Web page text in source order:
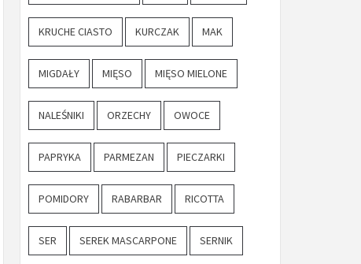
KRUCHE CIASTO KURCZAK MAK
MIGDAŁY MIĘSO MIĘSO MIELONE
NALEŚNIKI ORZECHY OWOCE
PAPRYKA PARMEZAN PIECZARKI
POMIDORY RABARBAR RICOTTA
SER SEREK MASCARPONE SERNIK